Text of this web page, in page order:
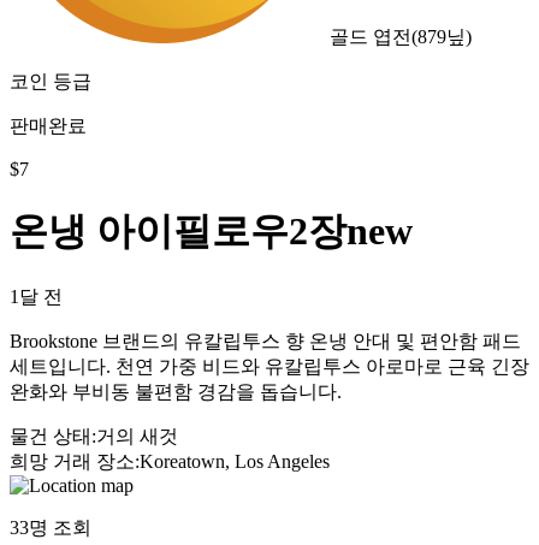
골드 엽전(879닢)
코인 등급
판매완료
$7
온냉 아이필로우2장new
1달 전
Brookstone 브랜드의 유칼립투스 향 온냉 안대 및 편안함 패드
세트입니다. 천연 가중 비드와 유칼립투스 아로마로 근육 긴장
완화와 부비동 불편함 경감을 돕습니다.
물건 상태 :거의 새것
희망 거래 장소:Koreatown, Los Angeles
33명 조회